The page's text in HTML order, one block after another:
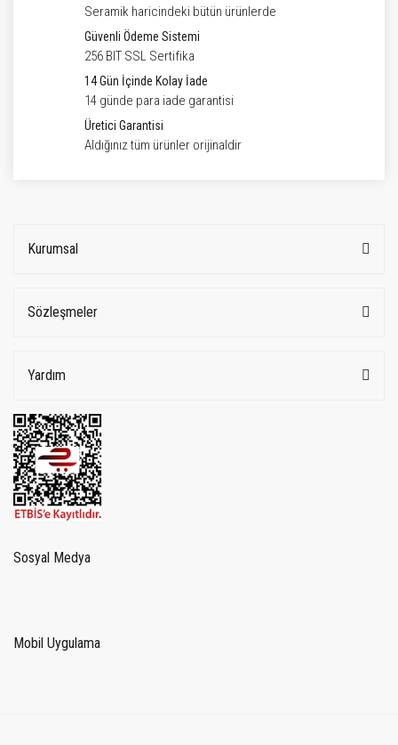
Seramik haricindeki bütün ürünlerde
Güvenli Ödeme Sistemi
256 BIT SSL Sertifika
14 Gün İçinde Kolay İade
14 günde para iade garantisi
Üretici Garantisi
Aldığınız tüm ürünler orijinaldir
Kurumsal
Sözleşmeler
Yardım
Sosyal Medya
Mobil Uygulama